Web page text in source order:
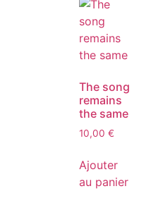
The song
remains
the same
10,00 €
Ajouter
au panier